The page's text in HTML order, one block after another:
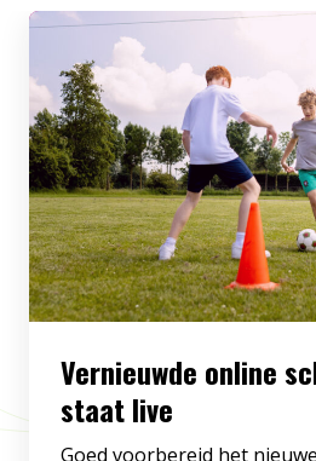
Vernieuwde online
staat live
Goed voorbereid het